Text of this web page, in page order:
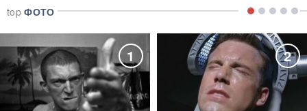
topФОТО
1 2